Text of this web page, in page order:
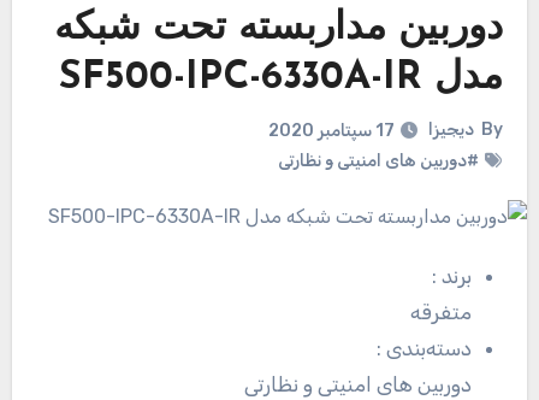
دوربین مداربسته تحت شبکه
مدل SF500-IPC-6330A-IR
By دیجیزا
17 سپتامبر 2020
#دوربین های امنیتی و نظارتی
برند:
متفرقه
دسته‌بندی:
دوربین های امنیتی و نظارتی